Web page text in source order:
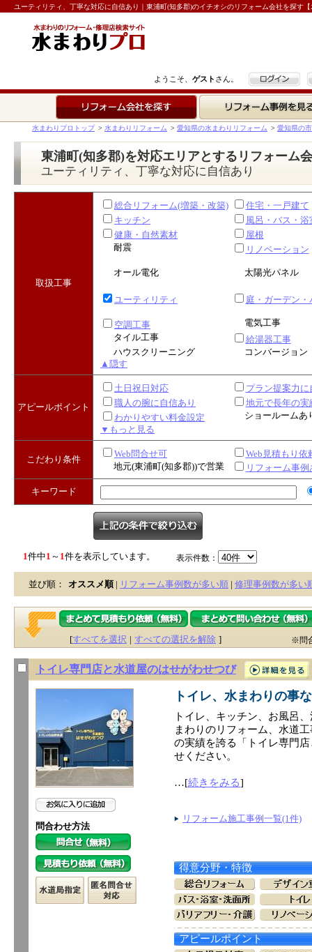
ユーティリティ、丁寧な対応に自信あり｜東浦町(知多郡)のイチオシのリフォーム会社を探す
ようこそ、 ゲスト さん。 ログイン
リフォーム事例を見る
水まわりプロトップ > 水まわりリフォーム > 愛知県の水まわりリフォーム > 愛知県の
東浦町(知多郡)を対応エリアとするリフォーム
ユーティリティ、丁寧な対応に自信あり
取扱工事
総合リフォーム(増築・改築)
住宅・一戸建て
キッチン
風呂・バス・浴
健康・自然素材
屋根
耐震
リノベーション
オール電化 太陽光パネル
ユーティリティ 庭・ガーデン・
空調工事
電気工事
タイル工事
給湯器工事
ハウスクリーニング
コンバージョン
▲隠す
アピールポイント
土日祝日対応
プラン提案力に
職人の腕に自信あり
地元で長年の実
わかりやすい料金設定
ショールームあ
▼もっと見る
こだわり条件
Web問合せ可
Web見積もり依
地元(東浦町(知多郡))で営業
リフォーム事例
キーワード
1件中1 ～ 1件を表示しています。 表示件数：
並び順： オススメ順 | リフォーム事例数が多い順 | 修理事例数が多い
[すべてを選択 | すべての選択を解除 ] ※問
トイレ専門店と水道屋のはせがわせつび
問合わせ方法
トイレ、水まわりの事
トイレ、キッチン、お風呂
まわりのリフォーム、水道
の実績を誇る「トイレ専門
せください。
…[続きをみる]
リフォーム施工事例一覧(1件)
得意分野・特徴
アピールポイント